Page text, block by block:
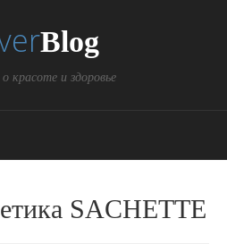
Blog
красоте и здоровье
SACHETTE